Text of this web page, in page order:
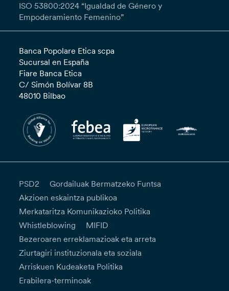
ISO 53800:2024 “Igualdad de Género y
Empoderamiento Femenino”
Banca Popolare Etica scpa
Sucursal en España
Fiare Banca Etica
C/ Simón Bolívar 8B
48010 Bilbao
PSD2
Gordailuak Bermatzeko Funtsa
Akzioen eskaintza publikoa
Merkataritza Komunikazioko Politika
Whistleblowing
MIFID
Bezeroaren erreklamazioak eta arreta
Ziurtagiri instituzionala eta soziala
Arriskuen Kudeaketa Politika
Erabilera-terminoak